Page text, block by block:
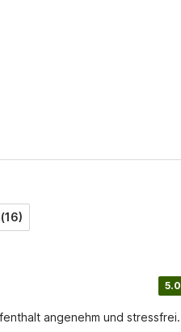
5.0
angenehm und stressfrei.